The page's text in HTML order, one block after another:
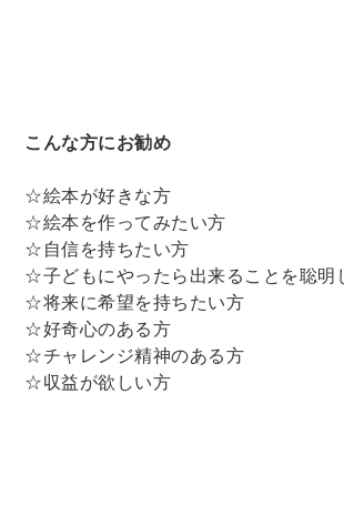
こんな方にお勧め
☆絵本が好きな方
☆絵本を作ってみたい方
☆自信を持ちたい方
☆子どもにやったら出来ることを聡明
☆将来に希望を持ちたい方
☆好奇心のある方
☆チャレンジ精神のある方
☆収益が欲しい方